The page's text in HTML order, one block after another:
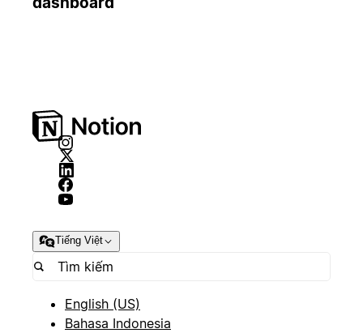
Tiếng Việt
English (US)
Bahasa Indonesia